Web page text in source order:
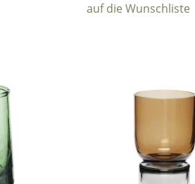
auf die Wunschliste